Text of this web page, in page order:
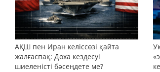
АҚШ пен Иран келіссөзі қайта
жалғаспақ: Доха кездесуі
шиеленісті бәсеңдете ме?